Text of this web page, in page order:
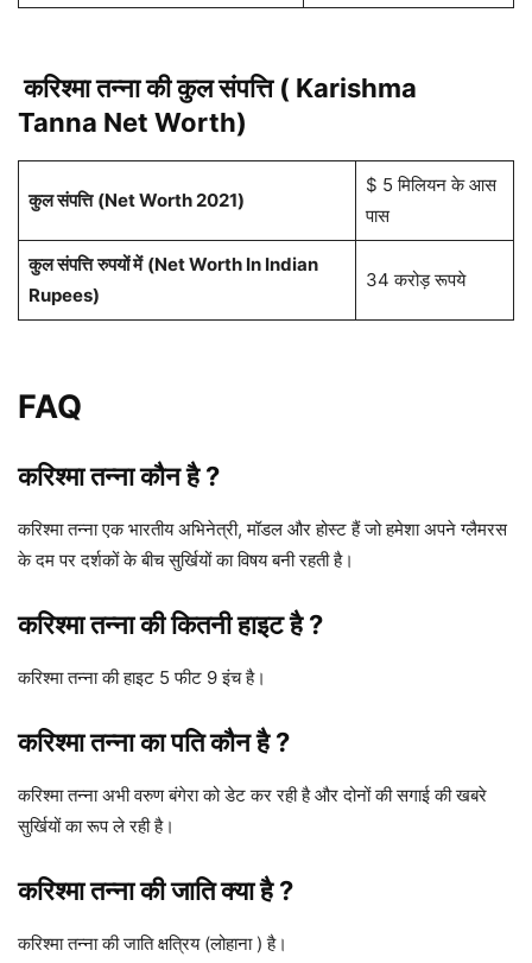
करिश्मा तन्ना की कुल संपत्ति ( Karishma
Tanna Net Worth)
कुल संपत्ति (Net Worth 2021)
$ 5 मिलियन के आस
पास
कुल संपत्ति रुपयों में (Net Worth In Indian
Rupees)
34 करोड़ रूपये
FAQ
करिश्मा तन्ना कौन है ?
करिश्मा तन्ना एक भारतीय अभिनेत्री, मॉडल और होस्ट हैं जो हमेशा अपने ग्लैमरस
के दम पर दर्शकों के बीच सुर्खियों का विषय बनी रहती है।
करिश्मा तन्नाकी कितनी हाइट है ?
करिश्मा तन्ना की हाइट 5 फीट 9 इंच है।
करिश्मा तन्नाका पति कौन है ?
करिश्मा तन्ना अभी वरुण बंगेरा को डेट कर रही है और दोनों की सगाई की खबरे
सुर्खियों का रूप ले रही है।
करिश्मा तन्नाकी जाति क्या है ?
करिश्मा तन्ना की जाति क्षत्रिय (लोहाना ) है।